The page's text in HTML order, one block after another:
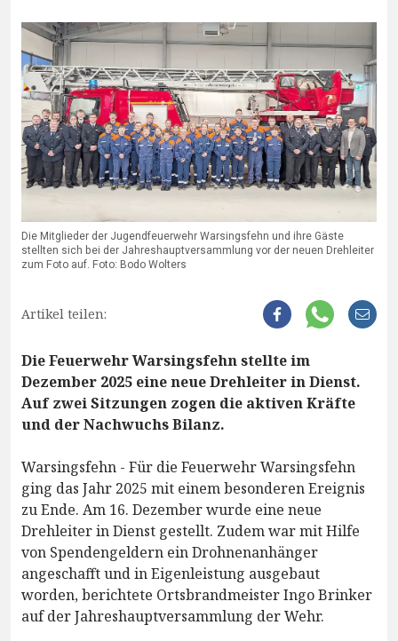
Die Mitglieder der Jugendfeuerwehr Warsingsfehn und ihre Gäste
stellten sich bei der Jahreshauptversammlung vor der neuen Drehleiter
zum Foto auf. Foto: Bodo Wolters
Artikel teilen:
Die Feuerwehr Warsingsfehn stellte im
Dezember 2025 eine neue Drehleiter in Dienst.
Auf zwei Sitzungen zogen die aktiven Kräfte
und der Nachwuchs Bilanz.
Warsingsfehn - Für die Feuerwehr Warsingsfehn
ging das Jahr 2025 mit einem besonderen Ereignis
zu Ende. Am 16. Dezember wurde eine neue
Drehleiter in Dienst gestellt. Zudem war mit Hilfe
von Spendengeldern ein Drohnenanhänger
angeschafft und in Eigenleistung ausgebaut
worden, berichtete Ortsbrandmeister Ingo Brinker
auf der Jahreshauptversammlung der Wehr.